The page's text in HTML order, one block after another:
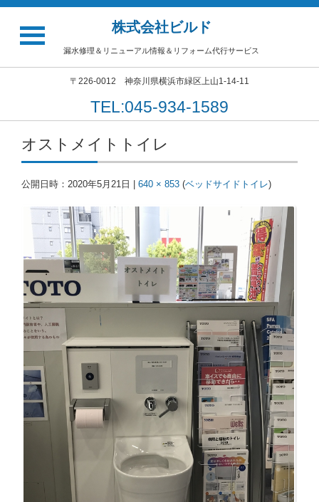
株式会社ビルド
漏水修理＆リニューアル情報＆リフォーム代行サービス
〒226-0012 神奈川県横浜市緑区上山1-14-11
TEL:045-934-1589
オストメイトトイレ
公開日時： 2020年5月21日 640 × 853 (ベッドサイドトイレ)